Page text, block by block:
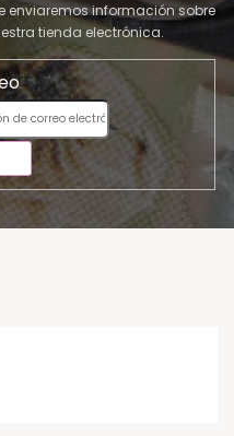
enviaremos información sobre
tienda electrónica.